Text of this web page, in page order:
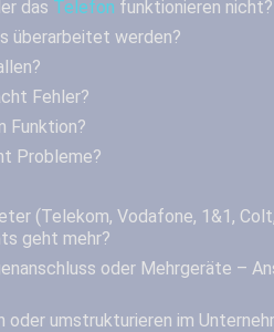
das Telefon funktionieren nicht?
überarbeitet werden?
Fehler?
Funktion?
Probleme?
(Telekom, Vodafone, 1&1,
geht mehr?
oder Mehrgeräte –
oder umstrukturieren im